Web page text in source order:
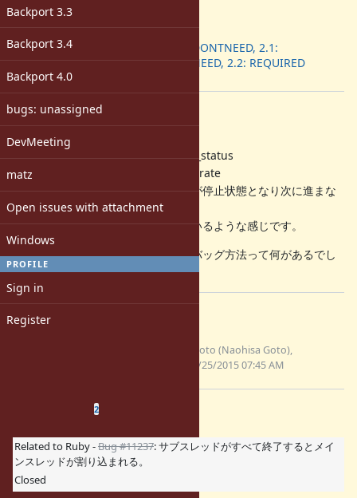
Backport 3.3
Backport 3.4
Backport 4.0
bugs: unassigned
DevMeeting
matz
Open issues with attachment
Windows
PROFILE
Sign in
Register
2.0.0: DONTNEED, 2.1:
DONTNEED, 2.2: REQUIRED
[ruby-dev:49089]
Description
Solaris10にて、r50900 以降、
TestParallel::TestParallel#test_jobs_status
TestParallel::TestParallel#test_separate
のいずれか、または両方で、テストが停止状態となり次に進まな
くなります。
スレッドのデッドロックが発生しているような感じです。
ところで、こういう場合の上手いデバッグ方法って何があるでし
ょうか？
Files
ngoto (Naohisa Goto),
06/25/2015 07:45 AM
2
Related to Ruby -Bug #11237: サブスレッドがすべて終了するとメイ
ンスレッドが割り込まれる。
Closed